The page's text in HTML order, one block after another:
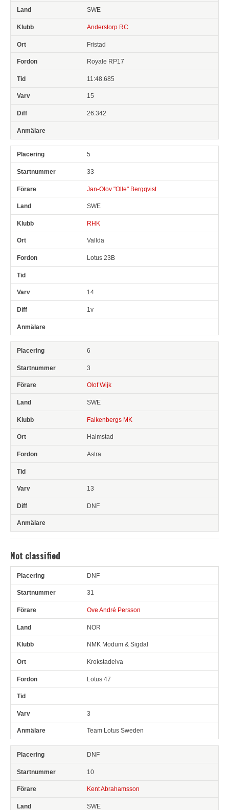
SWE
Anderstorp RC
Fristad
Royale RP17
11:48.685
15
26.342
5
33
Jan-Olov "Olle" Bergqvist
SWE
RHK
Vallda
Lotus 23B
14
1v
6
3
Olof Wijk
SWE
Falkenbergs MK
Halmstad
Astra
13
DNF
Not classified
Pl Snr Land
DNF
31
Ove André Persson
NOR
NMK Modum & Sigdal
Krokstadelva
Lotus 47
3
Team Lotus Sweden
DNF
10
Kent Abrahamsson
SWE